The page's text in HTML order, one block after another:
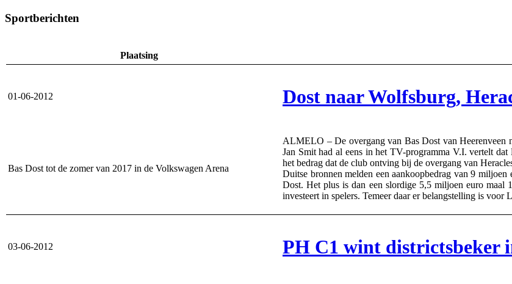
Sportberichten
Plaatsing
01-06-2012 Dost naar Wolfsburg,
Bas Dost tot de zomer van 2017 in de Volkswagen Arena
ALMELO – De overgang van Bas Dost van Heerenveen
Jan Smit had al eens in het TV-programma V.I. vertelt
het bedrag dat de club ontving bij de overgang van
Duitse bronnen melden een aankoopbedrag van 9
Dost. Het plus is dan een slordige 5,5 miljoen euro
investeert in spelers. Temeer daar er belangstelling is
03-06-2012 PH C1 wint districtsbeker